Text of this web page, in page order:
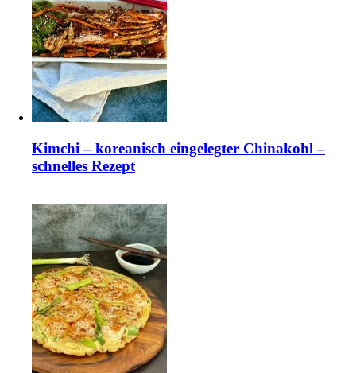
Kimchi – koreanisch eingelegter Chinakohl –
schnelles Rezept